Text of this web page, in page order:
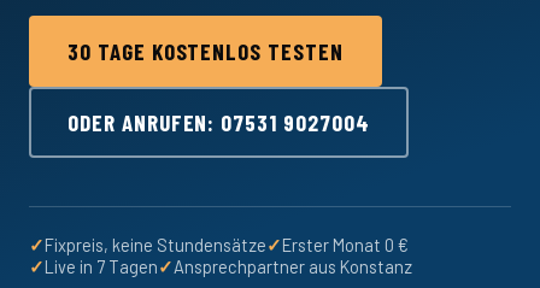
30 TAGE KOSTENLOS TESTEN
ODER ANRUFEN: 07531 9027004
✓Fixpreis, keine Stundensätze✓Erster Monat 0 €
✓Live in 7 Tagen✓Ansprechpartner aus Konstanz